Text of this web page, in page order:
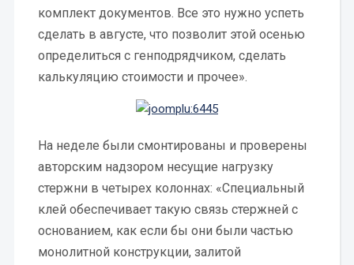
комплект документов. Все это нужно успеть
сделать в августе, что позволит этой осенью
определиться с генподрядчиком, сделать
калькуляцию стоимости и прочее».
На неделе были смонтированы и проверены
авторским надзором несущие нагрузку
стержни в четырех колоннах: «Специальный
клей обеспечивает такую связь стержней с
основанием, как если бы они были частью
монолитной конструкции, залитой